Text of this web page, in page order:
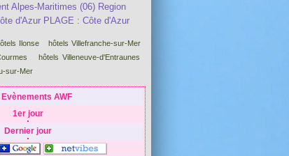
Alpes-Maritimes (06) Region
d'Azur PLAGE : Côte d'Azur
Ilonse
hôtels Villefranche-sur-Mer
hôtels Villeneuve-d'Entraunes
sur-Mer
Evènements AWF
1er jour
Dernier jour